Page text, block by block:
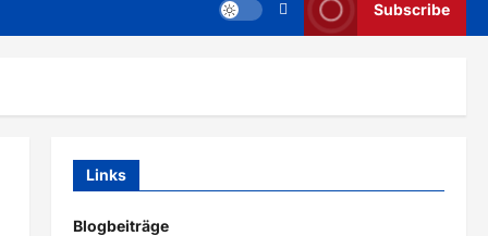
Subscribe
Links
Blogbeiträge